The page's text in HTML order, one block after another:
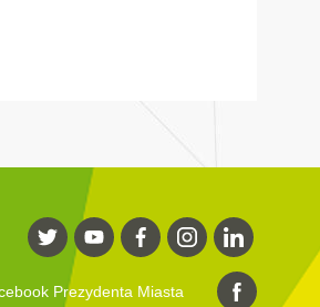
Prezydenta Miasta